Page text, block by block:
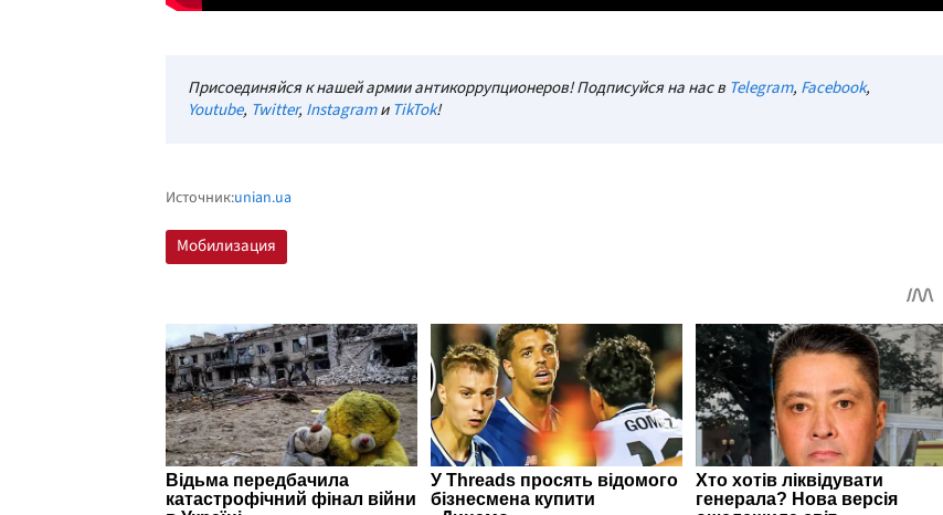
Присоединяйся к нашей армии антикоррупционеров! Подписуйся на нас в Telegram, Facebook,
Youtube, Twitter, InstagramиTikTok!
Источник:unian.ua
Мобилизация